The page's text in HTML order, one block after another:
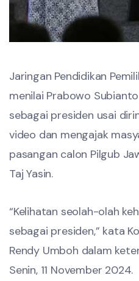
Jaringan Pendidikan
menilai Prabowo
sebagai presiden usai
video dan mengajak
pasangan calon Pilgub
Taj Yasin.
“Kelihatan seolah-olah
sebagai presiden,” kata
Rendy Umboh dalam
Senin, 11 November 2024.